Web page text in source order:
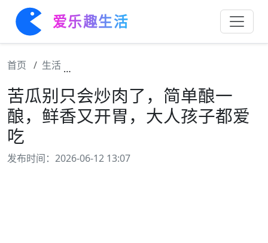
爱乐趣生活
首页 生活
苦瓜别只会炒肉了，简单酿一
酿，鲜香又开胃，大人孩子都爱
吃
发布时间：2026-06-12 13:07